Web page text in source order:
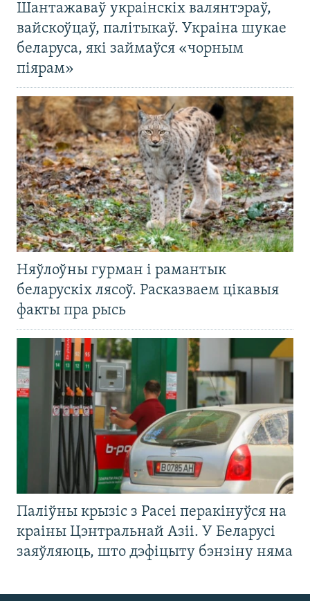
Шантажаваў украінскіх валянтэраў,
вайскоўцаў, палітыкаў. Украіна шукае
беларуса, які займаўся «чорным
піярам»
Няўлоўны гурман і рамантык
беларускіх лясоў. Расказваем цікавыя
факты пра рысь
Паліўны крызіс з Расеі перакінуўся на
краіны Цэнтральнай Азіі. У Беларусі
заяўляюць, што дэфіцыту бэнзіну няма